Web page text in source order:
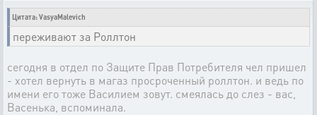
Цитата: VasyaMalevich
переживают за Роллтон
сегодня в отдел по Защите Прав Потребителя чел пришел
- хотел вернуть в магаз просроченный роллтон. и ведь по
имени его тоже Василием зовут. смеялась до слез - вас,
Васенька, вспоминала.